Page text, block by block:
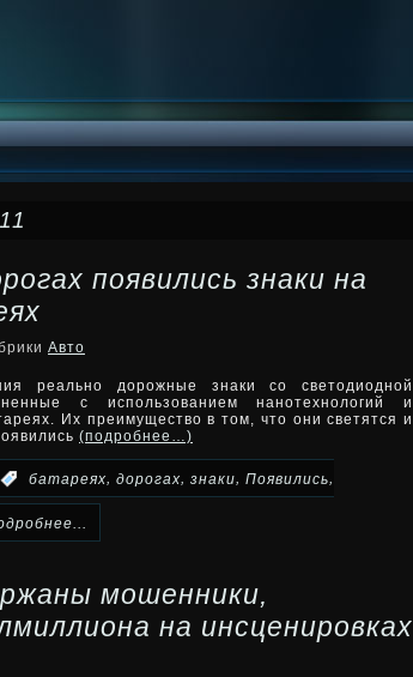
появились знаки на
Авто
реально дорожные знаки со светодиодной
с использованием нанотехнологий и
Их преимущество в том, что они светятся и
(подробнее…)
батареях, дорогах, знаки, Появились,
мошенники,
на инсценировках